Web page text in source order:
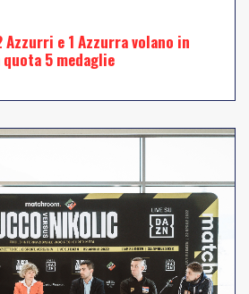
Azzurri e 1 Azzurra volano in
5 medaglie